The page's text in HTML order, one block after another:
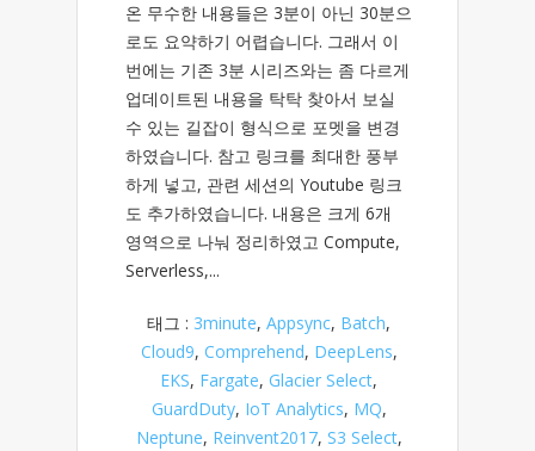
온 무수한 내용들은 3분이 아닌 30분으
로도 요약하기 어렵습니다. 그래서 이
번에는 기존 3분 시리즈와는 좀 다르게
업데이트된 내용을 탁탁 찾아서 보실
수 있는 길잡이 형식으로 포멧을 변경
하였습니다. 참고 링크를 최대한 풍부
하게 넣고, 관련 세션의 Youtube 링크
도 추가하였습니다. 내용은 크게 6개
영역으로 나눠 정리하였고 Compute,
Serverless,...
태그 : 3minute, Appsync, Batch,
Cloud9, Comprehend, DeepLens,
EKS, Fargate, Glacier Select,
GuardDuty, IoT Analytics, MQ,
Neptune, Reinvent2017, S3 Select,